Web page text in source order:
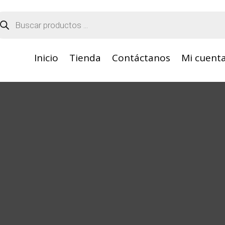
Inicio Tienda Contáctanos Mi